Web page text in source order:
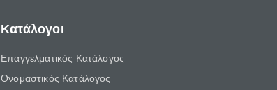
Κατάλογοι
Επαγγελματικός Κατάλογος
Ονομαστικός Κατάλογος